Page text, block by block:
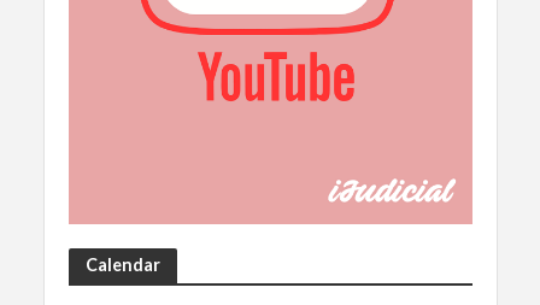
Calendar